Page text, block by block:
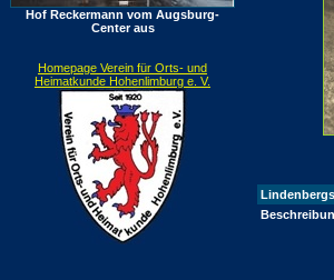
Hof Reckermann vom Augsburg-
Center aus
Homepage Verein für Orts- und
Heimatkunde Hohenlimburg e. V.